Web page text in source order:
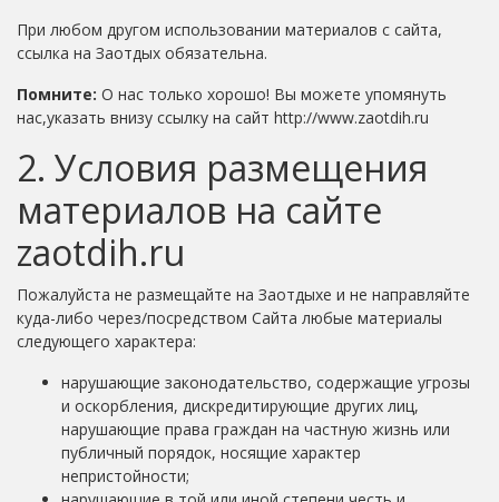
При любом другом использовании материалов с сайта,
ссылка на Заотдых обязательна.
Помните: О нас только хорошо! Вы можете упомянуть
нас,указать внизу cсылку на сайт http://www.zaotdih.ru
2. Условия размещения
материалов на сайте
zaotdih.ru
Пожалуйста не размещайте на Заотдыхе и не направляйте
куда-либо через/посредством Сайта любые материалы
следующего характера:
нарушающие законодательство, содержащие угрозы
и оскорбления, дискредитирующие других лиц,
нарушающие права граждан на частную жизнь или
публичный порядок, носящие характер
непристойности;